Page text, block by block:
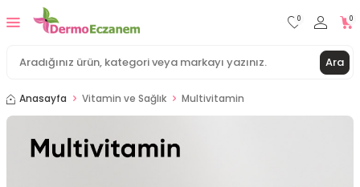
Ara
0 0
Anasayfa Vitamin ve Sağlık Multivitamin